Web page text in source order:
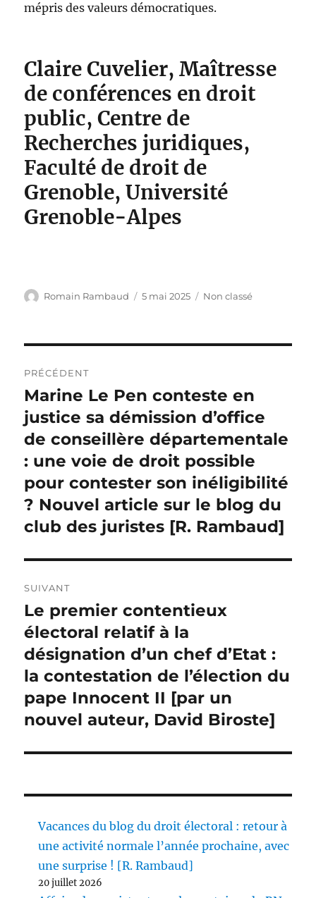
mépris des valeurs démocratiques.
Claire Cuvelier, Maîtresse
de conférences en droit
public, Centre de
Recherches juridiques,
Faculté de droit de
Grenoble, Université
Grenoble-Alpes
Auteur
Romain Rambaud
Publié
5 mai 2025 Catégories
Non classé
de
l’article
PRÉCÉDENT
Publication
précédente :
Marine Le Pen conteste en
justice sa démission d’office
de conseillère départementale
: une voie de droit possible
pour contester son inéligibilité
? Nouvel article sur le blog du
club des juristes [R. Rambaud]
SUIVANT
Publication
suivante :
Le premier contentieux
électoral relatif à la
désignation d’un chef d’Etat :
la contestation de l’élection du
pape Innocent II [par un
nouvel auteur, David Biroste]
Vacances du blog du droit électoral : retour à
une activité normale l’année prochaine, avec
une surprise ! [R. Rambaud]
20 juillet 2026